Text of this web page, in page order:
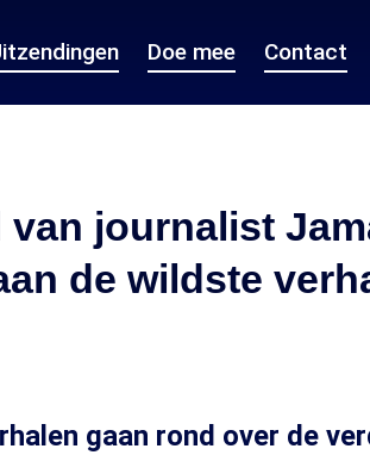
Doe mee Contact
van journalist
de wildste
gaan rond over de